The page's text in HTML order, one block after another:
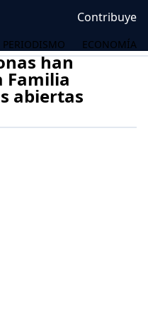
Contribuye
PERIODISMO ECONOMÍA
han
Familia
abiertas